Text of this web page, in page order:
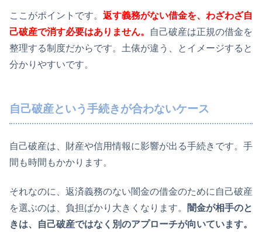
ここがポイントです。 返す義務がない借金を、わざわざ自
己破産で消す必要はありません。
自己破産は正規の借金を
整理する制度だからです。土俵が違う、とイメージすると
分かりやすいです。
自己破産という手続きが合わないケース
自己破産は、財産や信用情報に影響が出る手続きです。手
間も時間もかかります。
それなのに、返済義務のない闇金の借金のために自己破産
を選ぶのは、負担ばかり大きくなります。
闇金が相手のと
きは、自己破産ではなく別のアプローチが向いています。